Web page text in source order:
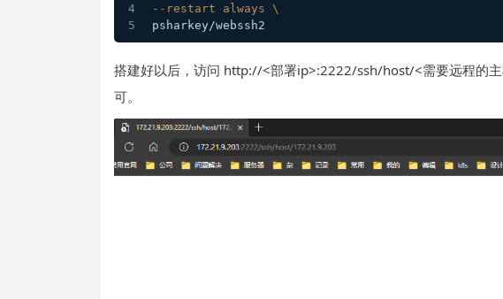
--restart always \
psharkey/webssh2
搭建好以后，访问 http://<部署ip>:2222/ssh/host/<需要远程的
可。